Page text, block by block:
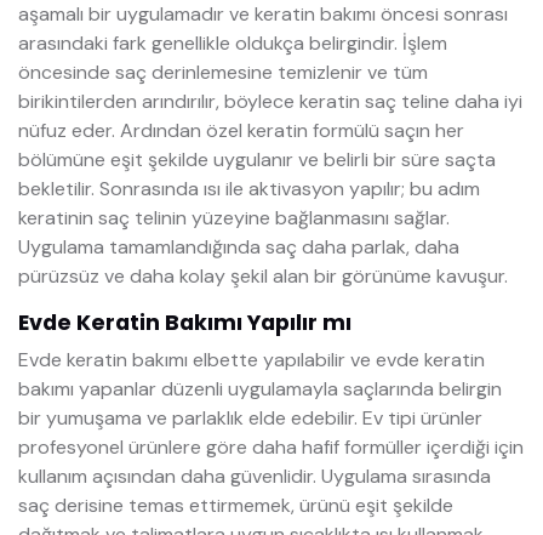
aşamalı bir uygulamadır ve keratin bakımı öncesi sonrası
arasındaki fark genellikle oldukça belirgindir. İşlem
öncesinde saç derinlemesine temizlenir ve tüm
birikintilerden arındırılır, böylece keratin saç teline daha iyi
nüfuz eder. Ardından özel keratin formülü saçın her
bölümüne eşit şekilde uygulanır ve belirli bir süre saçta
bekletilir. Sonrasında ısı ile aktivasyon yapılır; bu adım
keratinin saç telinin yüzeyine bağlanmasını sağlar.
Uygulama tamamlandığında saç daha parlak, daha
pürüzsüz ve daha kolay şekil alan bir görünüme kavuşur.
Evde Keratin Bakımı Yapılır mı
Evde keratin bakımı elbette yapılabilir ve evde keratin
bakımı yapanlar düzenli uygulamayla saçlarında belirgin
bir yumuşama ve parlaklık elde edebilir. Ev tipi ürünler
profesyonel ürünlere göre daha hafif formüller içerdiği için
kullanım açısından daha güvenlidir. Uygulama sırasında
saç derisine temas ettirmemek, ürünü eşit şekilde